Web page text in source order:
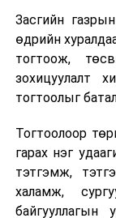
Шинэ хууль
дуудлагын
Мароккогийн
хувь Францын
40–50 мянган
Засгийн
өдрийн
тогтоож,
зохицуулалт
тогтоолыг
Тогтоолоор
гарах нэг
тэтгэмж,
халамж,
байгууллагын